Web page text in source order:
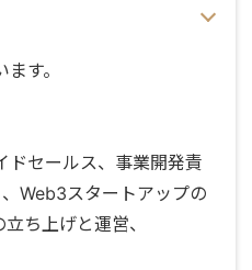
す。
ドセールス、事業開発責
Web3スタートアップの
ち上げと運営、